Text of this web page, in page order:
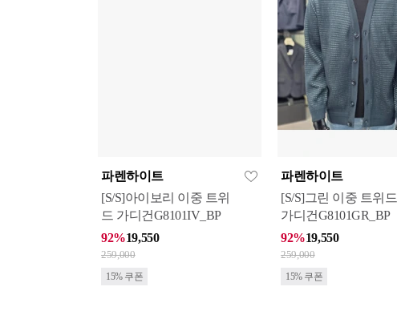
파렌하이트
[S/S]아이보리 이중 트위
드 가디건G8101IV_BP
92%19,550
259,000
15% 쿠폰
파렌하이트
[S/S]그린 이중 트위드
가디건G8101GR_BP
92%19,550
259,000
15% 쿠폰